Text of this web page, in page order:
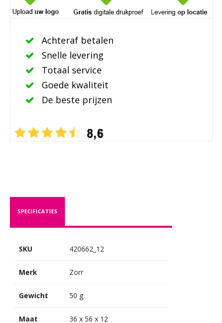
Achteraf betalen
Snelle levering
Totaal service
Goede kwaliteit
De beste prijzen
SPECIFICATIES
SKU 420662_12
Merk Zorr
Gewicht 50 g
Maat 36 x 56 x 12